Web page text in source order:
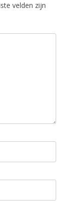
velden zijn